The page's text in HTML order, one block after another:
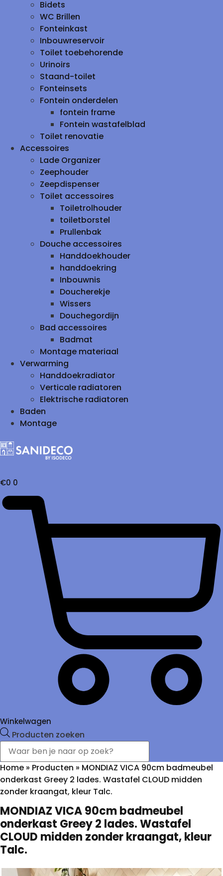
Bidets
WC Brillen
Fonteinkast
Inbouwreservoir
Toilet toebehorende
Urinoirs
Staand-toilet
Fonteinsets
Fontein onderdelen
fontein frame
Fontein wastafelblad
Toilet renovatie
Accessoires
Lade Organizer
Zeephouder
Zeepdispenser
Toilet accessoires
Toiletrolhouder
toiletborstel
Prullenbak
Douche accessoires
Handdoekhouder
handdoekring
Inbouwnis
Doucherekje
Wissers
Douchegordijn
Bad accessoires
Badmat
Montage materiaal
Verwarming
Handdoekradiator
Verticale radiatoren
Elektrische radiatoren
Baden
Montage
€0 0
Winkelwagen
Producten zoeken
Home » Producten » MONDIAZ VICA 90cm badmeubel
onderkast Greey 2 lades. Wastafel CLOUD midden
zonder kraangat, kleur Talc.
MONDIAZ VICA 90cm badmeubel
onderkast Greey 2 lades. Wastafel
CLOUD midden zonder kraangat, kleur
Talc.